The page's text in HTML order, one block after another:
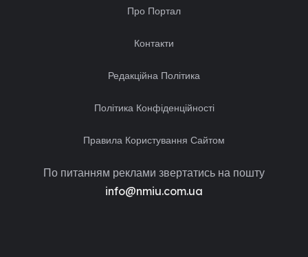
Про Портал
Контакти
Редакційна Політика
Політика Конфіденційності
Правила Користування Сайтом
По питанням реклами звертатись на пошту
info@nmiu.com.ua